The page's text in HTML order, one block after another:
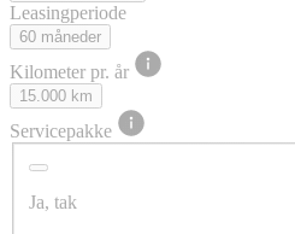
Leasingperiode
60 måneder
Kilometer pr. år
15.000 km
Servicepakke
Ja, tak